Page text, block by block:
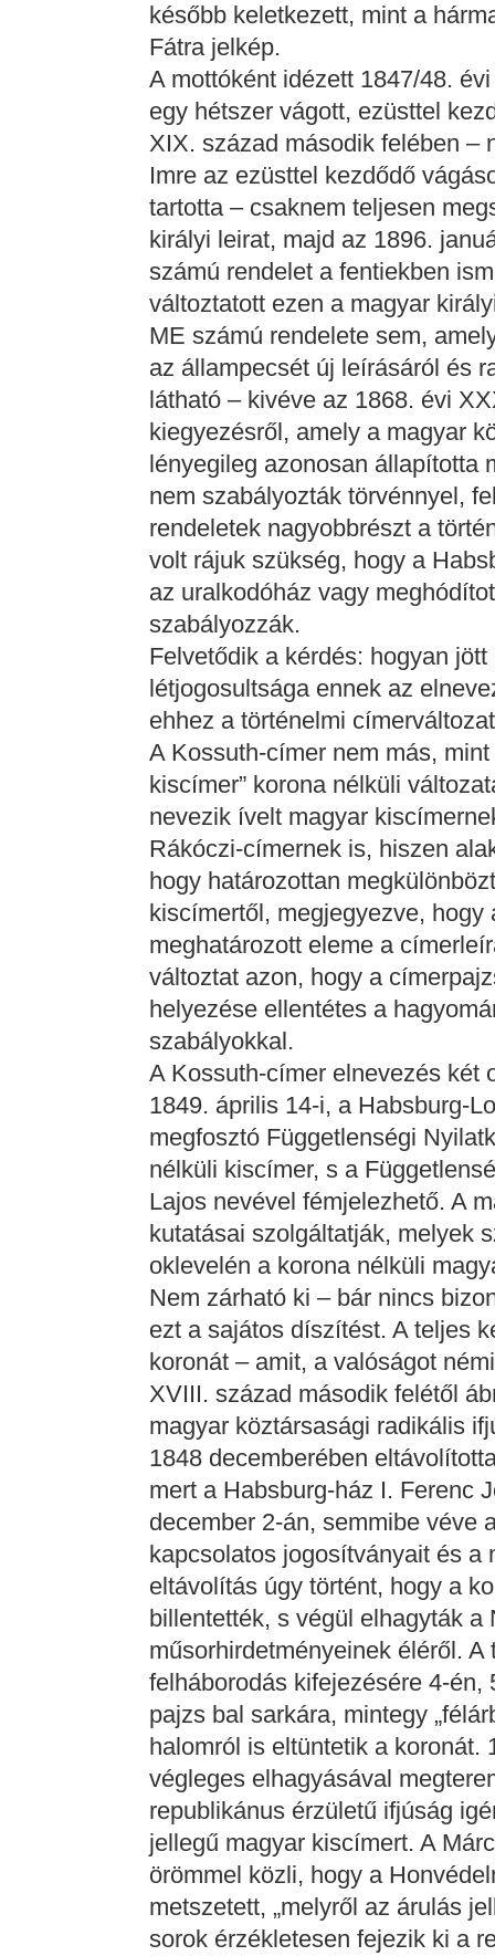
később keletkezett, mint a
Fátra jelkép.
A mottóként idézett 1847/48.
egy hétszer vágott, ezüsttel
XIX. század második felében –
Imre az ezüsttel kezdődő
tartotta – csaknem teljesen
királyi leirat, majd az 1896.
számú rendelet a fentiekben
változtatott ezen a magyar
ME számú rendelete sem,
az állampecsét új leírásáról és
látható – kivéve az 1868. évi
kiegyezésről, amely a magyar
lényegileg azonosan állapította
nem szabályozták törvénnyel,
rendeletek nagyobbrészt a
volt rájuk szükség, hogy a
az uralkodóház vagy
szabályozzák.
Felvetődik a kérdés: hogyan
létjogosultsága ennek az
ehhez a történelmi
A Kossuth-címer nem más,
kiscímer” korona nélküli
nevezik ívelt magyar
Rákóczi-címernek is, hiszen
hogy határozottan
kiscímertől, megjegyezve,
meghatározott eleme a
változtat azon, hogy a
helyezése ellentétes a
szabályokkal.
A Kossuth-címer elnevezés két
1849. április 14-i, a Habsburg-
megfosztó Függetlenségi
nélküli kiscímer, s a
Lajos nevével fémjelezhető. A
kutatásai szolgáltatják, melyek
oklevelén a korona nélküli
Nem zárható ki – bár nincs
ezt a sajátos díszítést. A teljes
koronát – amit, a valóságot
XVIII. század második felétől
magyar köztársasági radikális
1848 decemberében
mert a Habsburg-ház I. Ferenc
december 2-án, semmibe véve
kapcsolatos jogosítványait és a
eltávolítás úgy történt, hogy a
billentették, s végül elhagyták a
műsorhirdetményeinek éléről.
felháborodás kifejezésére 4-
pajzs bal sarkára, mintegy
halomról is eltüntetik a koronát.
végleges elhagyásával
republikánus érzületű ifjúság
jellegű magyar kiscímert. A
örömmel közli, hogy a
metszetett, „melyről az árulás
sorok érzékletesen fejezik ki a